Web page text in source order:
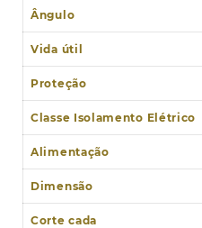
Ângulo
Vida útil
Proteção
Classe Isolamento Elétrico
Alimentação
Dimensão
Corte cada